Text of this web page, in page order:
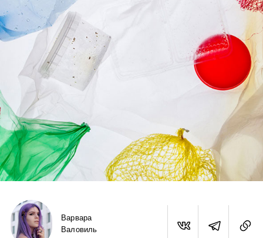
Варвара
Валовиль